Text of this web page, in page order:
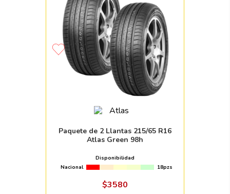
Paquete de 2 Llantas 215/65 R16
Atlas Green 98h
Disponibilidad
Nacional
18pzs
$3580